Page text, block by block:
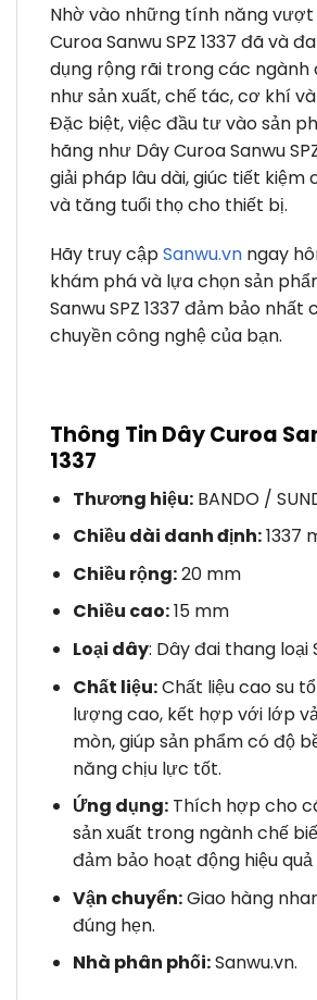
Nhờ vào những tính năng vượt
Curoa Sanwu SPZ 1337 đã và
dụng rộng rãi trong các ngành
như sản xuất, chế tác, cơ khí
Đặc biệt, việc đầu tư vào sản
hãng như Dây Curoa Sanwu
giải pháp lâu dài, giúc tiết
và tăng tuổi thọ cho thiết bị.
Hãy truy cậpSanwu.vn ngay
khám phá và lựa chọn sản
Sanwu SPZ 1337 đảm bảo nhất
chuyền công nghệ của bạn.
Thông Tin Dây Curoa
1337
Thương hiệu:BANDO /
Chiều dài danh định:1337
Chiều rộng:20 mm
Chiều cao:15 mm
Loại dây: Dây đai thang loại
Chất liệu:Chất liệu cao su
lượng cao, kết hợp với lớp
mòn, giúp sản phẩm có độ
năng chịu lực tốt.
Ứng dụng:Thích hợp cho
sản xuất trong ngành chế
đảm bảo hoạt động hiệu
Vận chuyển:Giao hàng
đúng hẹn.
Nhà phân phối:Sanwu.vn.